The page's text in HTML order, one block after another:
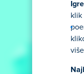
klik